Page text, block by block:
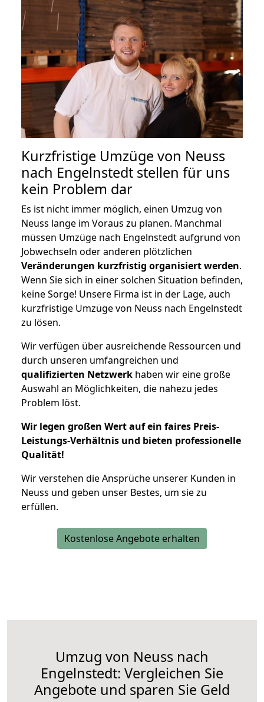
Kurzfristige Umzüge von Neuss
nach Engelnstedt stellen für uns
kein Problem dar
Es ist nicht immer möglich, einen Umzug von
Neuss lange im Voraus zu planen. Manchmal
müssen Umzüge nach Engelnstedt aufgrund von
Jobwechseln oder anderen plötzlichen
Veränderungen kurzfristig organisiert werden.
Wenn Sie sich in einer solchen Situation befinden,
keine Sorge! Unsere Firma ist in der Lage, auch
kurzfristige Umzüge von Neuss nach Engelnstedt
zu lösen.
Wir verfügen über ausreichende Ressourcen und
durch unseren umfangreichen und
qualifizierten Netzwerk haben wir eine große
Auswahl an Möglichkeiten, die nahezu jedes
Problem löst.
Wir legen großen Wert auf ein faires Preis-
Leistungs-Verhältnis und bieten professionelle
Qualität!
Wir verstehen die Ansprüche unserer Kunden in
Neuss und geben unser Bestes, um sie zu
erfüllen.
Kostenlose Angebote erhalten
Umzug von Neuss nach
Engelnstedt: Vergleichen Sie
Angebote und sparen Sie Geld